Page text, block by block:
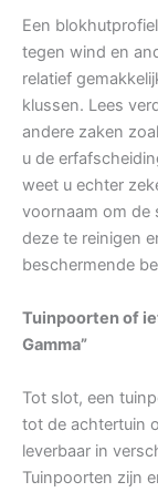
Een
tegen wind en
relatief
klussen. Lees
andere zaken
u de
weet u echter
voornaam om de
deze te reinigen
beschermende
Tuinpoorten of
Gamma”
Tot slot, een
tot de achtertuin
leverbaar in
Tuinpoorten zijn